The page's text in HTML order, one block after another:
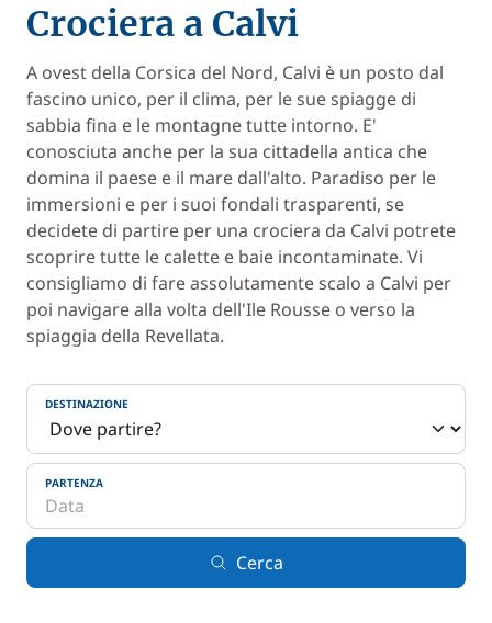
Crociera a Calvi
A ovest della Corsica del Nord, Calvi è un posto dal
fascino unico, per il clima, per le sue spiagge di
sabbia fina e le montagne tutte intorno. E'
conosciuta anche per la sua cittadella antica che
domina il paese e il mare dall'alto. Paradiso per le
immersioni e per i suoi fondali trasparenti, se
decidete di partire per una crociera da Calvi potrete
scoprire tutte le calette e baie incontaminate. Vi
consigliamo di fare assolutamente scalo a Calvi per
poi navigare alla volta dell'Ile Rousse o verso la
spiaggia della Revellata.
DESTINAZIONE
PARTENZA
Cerca